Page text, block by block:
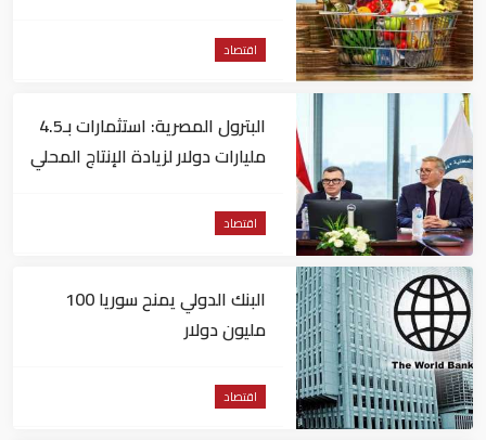
اقتصاد
البترول المصرية: استثمارات بـ4.5
مليارات دولار لزيادة الإنتاج المحلي
اقتصاد
البنك الدولي يمنح سوريا 100
مليون دولار
اقتصاد